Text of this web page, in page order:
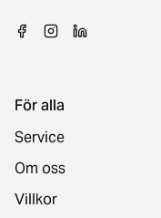
För alla
Service
Om oss
Villkor